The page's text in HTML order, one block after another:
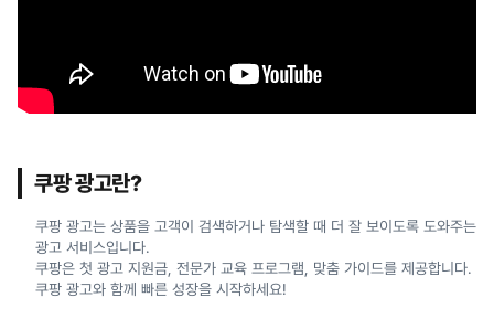
쿠팡 광고란?
쿠팡 광고는 상품을 고객이 검색하거나 탐색할 때 더 잘 보이도록 도와주는
광고 서비스입니다.
쿠팡은 첫 광고 지원금, 전문가 교육 프로그램, 맞춤 가이드를 제공합니다.
쿠팡 광고와 함께 빠른 성장을 시작하세요!